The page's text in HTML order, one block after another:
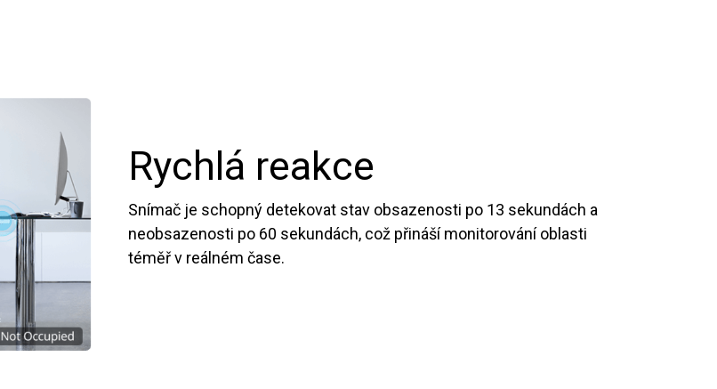
Rychlá reakce
Snímač je schopný detekovat stav obsazenosti po 13 sekundách a
neobsazenosti po 60 sekundách, což přináší monitorování oblasti
téměř v reálném čase.